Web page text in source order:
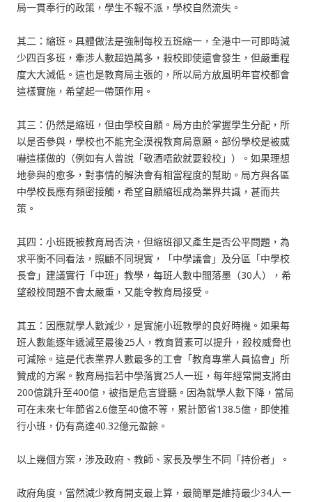
局一貫奉行的政策，學生不報不派，學校自然流失。
其二：縮班。具體做法是強制每校五班縮一，全港中一可即時減
少四百多班，牽涉人數超過萬多，殺校即使還會發生，但嚴重程
度大大減低。這也是教育局主張的，所以局方放風明年官校都會
這樣實施，希望起一帶頭作用。
其三：仍然是縮班，但由學校自願。局方由於掌握學生分配，所
以是否參與，學校也不能完全漠視教育局意願。部份學校是被威
嚇這樣做的（例如有人曾說「敬酒唔飲就要殺校」）。如果理想
地參與的愈多，對事情的解決會有相當程度的幫助。局方與各區
中學校長應有頻密接觸，希望自願縮班成為業界共識，甚而共
策。
其四：小班既被教育局否決，但縮班卻又產生是否公平問題，為
求平衡不同看法，照顧不同現實，「中學議會」及分區「中學校
長會」建議實行「中班」教學，每班人數中間落墨（30人），希
望殺校問題不會太嚴重，又能令教育局接受。
其五：因應就學人數減少，是實施小班教學的良好時機。如果每
班人數能逐年遞減至最後25人，教育質素可以提升，殺校威脅也
可減除。這是代表業界人數最多的工會「教育專業人員協會」所
贊成的方案。教育局指若中學落實25人一班，每年經常開支將由
200億跳升至400億，被指是危言聳聽。因為就學人數下降，當局
可在未來七年節省2.6億至40億不等，累計節省138.5億，即使推
行小班，仍有高達40.32億元盈餘。
以上幾個方案，涉及政府、教師、家長及學生不同「持份者」。
政府角度，當然減少教育開支最上算，最簡單是維持最少34人一